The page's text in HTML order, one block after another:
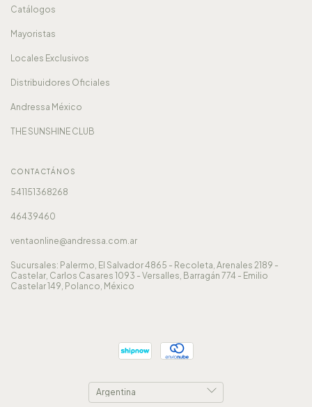
Catálogos
Mayoristas
Locales Exclusivos
Distribuidores Oficiales
Andressa México
THE SUNSHINE CLUB
CONTACTÁNOS
541151368268
46439460
ventaonline@andressa.com.ar
Sucursales: Palermo, El Salvador 4865 - Recoleta, Arenales 2189 -
Castelar, Carlos Casares 1093 - Versalles, Barragán 774 - Emilio
Castelar 149, Polanco, México